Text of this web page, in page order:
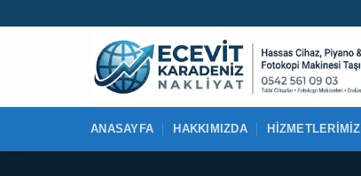
ANASAYFA HAKKIMIZDA HIZMETLERIMIZ